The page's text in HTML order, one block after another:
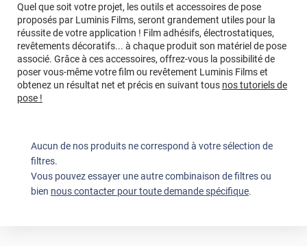
Quel que soit votre projet, les outils et accessoires de pose
proposés par Luminis Films, seront grandement utiles pour la
réussite de votre application ! Film adhésifs, électrostatiques,
revêtements décoratifs... à chaque produit son matériel de pose
associé. Grâce à ces accessoires, offrez-vous la possibilité de
poser vous-même votre film ou revêtement Luminis Films et
obtenez un résultat net et précis en suivant tous nos tutoriels de
pose !
Aucun de nos produits ne correspond à votre sélection de
filtres.
Vous pouvez essayer une autre combinaison de filtres ou
bien nous contacter pour toute demande spécifique.